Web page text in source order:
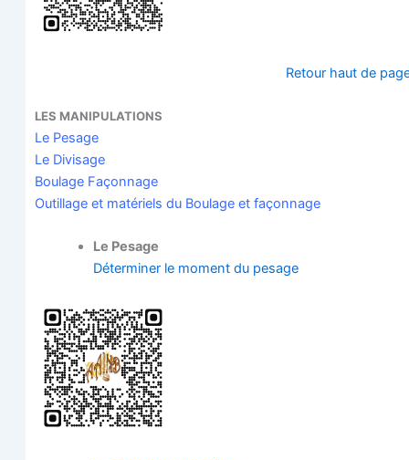
Retour haut de
LES MANIPULATIONS
Le Pesage
Le Divi­sage
Bou­lage Façonnage
Outillage et maté­riels du Bou­lage et façonnage
Le Pesage
Déter­mi­ner le moment du pesage